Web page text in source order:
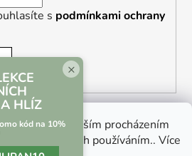
cookie. Dalším procházením
souhlas s jejich používáním.. Více
s podmínkami ochrany
×
HLÍZ
kód na 10%